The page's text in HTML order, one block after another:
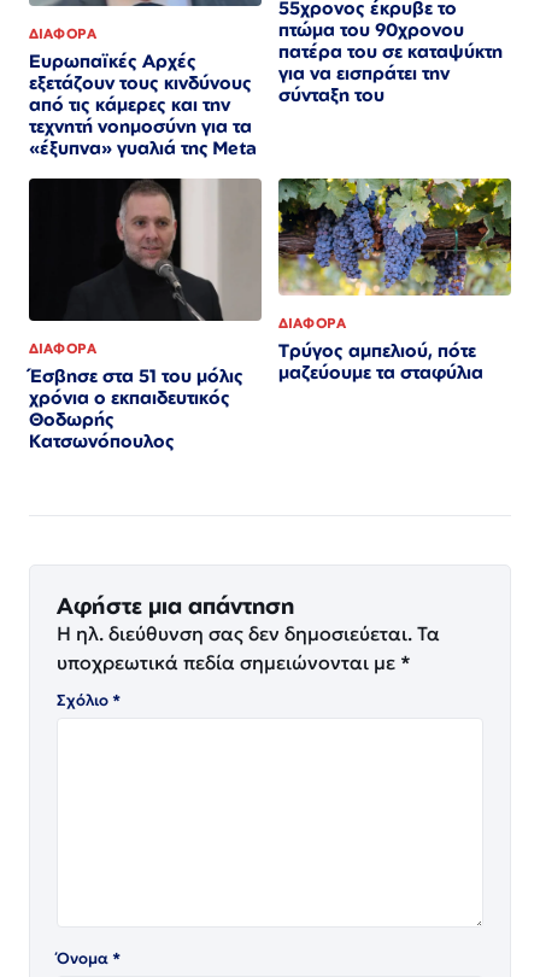
ΔΙΑΦΟΡΑ
Ευρωπαϊκές Αρχές
εξετάζουν τους κινδύνους
από τις κάμερες και την
τεχνητή νοημοσύνη για τα
«έξυπνα» γυαλιά της Meta
55χρονος έκρυβε το
πτώμα του 90χρονου
πατέρα του σε καταψύκτη
για να εισπράτει την
σύνταξη του
ΔΙΑΦΟΡΑ
Έσβησε στα 51 του μόλις
χρόνια ο εκπαιδευτικός
Θοδωρής
Κατσωνόπουλος
ΔΙΑΦΟΡΑ
Τρύγος αμπελιού, πότε
μαζεύουμε τα σταφύλια
Αφήστε μια απάντηση
Η ηλ. διεύθυνση σας δεν δημοσιεύεται. Τα
υποχρεωτικά πεδία σημειώνονται με *
Σχόλιο*
Όνομα*